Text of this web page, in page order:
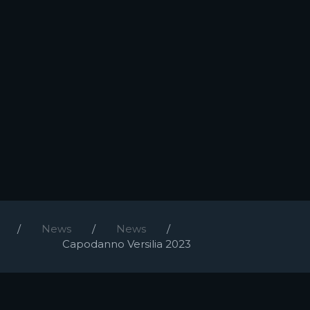
News
News
Capodanno Versilia 2023